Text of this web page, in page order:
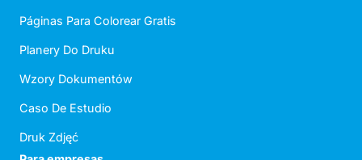
Páginas Para Colorear Gratis
Planery Do Druku
Wzory Dokumentów
Caso De Estudio
Druk Zdjęć